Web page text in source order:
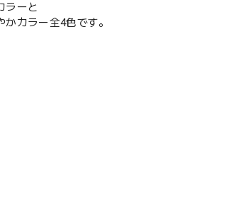
ラーと
カラー全4色です。